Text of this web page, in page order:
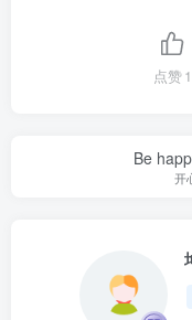
点赞1
Be
开